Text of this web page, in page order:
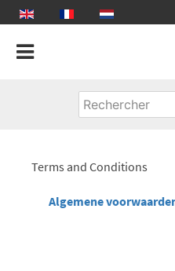
Terms and Conditions
Algemene